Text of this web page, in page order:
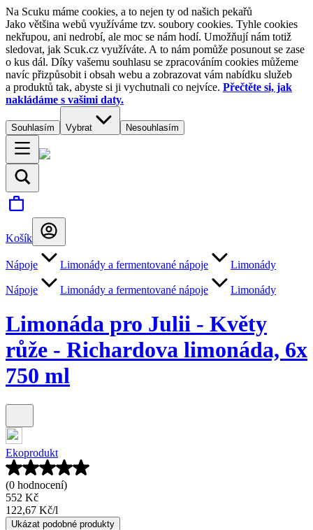
Na Scuku máme cookies, a to nejen ty od našich pekařů
Jako většina webů využíváme tzv. soubory cookies. Tyhle cookies
nekřupou, ani nedrobí, ale moc se nám hodí. Umožňují nám totiž
sledovat, jak Scuk.cz využíváte. A to nám pomůže posunout se zase
o kus dál. Díky vašemu souhlasu se zpracováním cookies můžeme
navíc přizpůsobit i obsah webu a zobrazovat vám nabídku služeb
a produktů tak, abyste si ji vychutnali co nejvíce. Přečtěte si, jak
nakládáme s vašimi daty.
Souhlasím Vybrat Nesouhlasím
Košík
Nápoje Limonády a fermentované nápoje Limonády
Nápoje Limonády a fermentované nápoje Limonády
Limonáda pro Julii - Květy
růže - Richardova limonáda, 6x
750 ml
Ekoprodukt
(0 hodnocení)
552 Kč
122,67 Kč/l
Ukázat podobné produkty